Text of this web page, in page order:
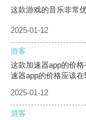
这款游戏的音乐非常
2025-01-12
游客
这款加速器app的价
速器app的价格应该在
2025-01-12
游客